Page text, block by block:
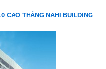
CAO THẮNG NAHI BUILDING